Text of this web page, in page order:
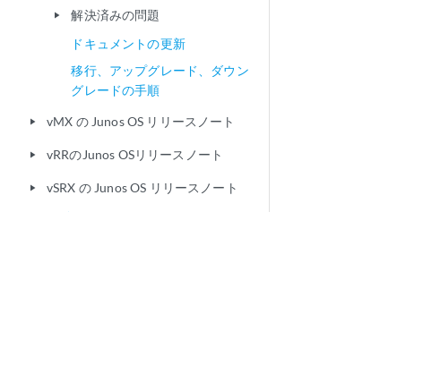
play_arrow
解決済みの問題
ドキュメントの更新
移行、アップグレード、ダウン
グレードの手順
play_arrow vMX の Junos OS リリースノート
play_arrow vRRのJunos OSリリースノート
play_arrow
vSRX の Junos OS リリースノート
ライセンス